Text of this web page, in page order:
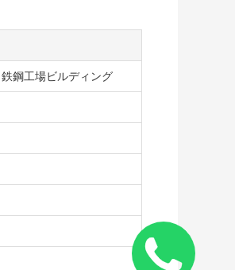
鋼工場ビルディング